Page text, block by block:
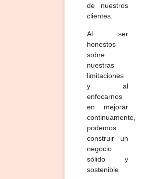
de nuestros
clientes.
Al ser
honestos
sobre
nuestras
limitaciones
y al
enfocarnos
en mejorar
continuamente,
podemos
construir un
negocio
sólido y
sostenible